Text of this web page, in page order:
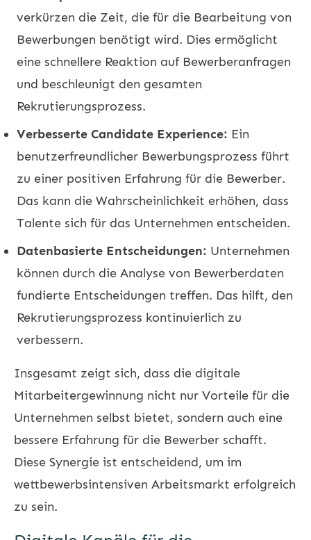
verkürzen die Zeit, die für die Bearbeitung von
Bewerbungen benötigt wird. Dies ermöglicht
eine schnellere Reaktion auf Bewerberanfragen
und beschleunigt den gesamten
Rekrutierungsprozess.
Verbesserte Candidate Experience: Ein
benutzerfreundlicher Bewerbungsprozess führt
zu einer positiven Erfahrung für die Bewerber.
Das kann die Wahrscheinlichkeit erhöhen, dass
Talente sich für das Unternehmen entscheiden.
Datenbasierte Entscheidungen: Unternehmen
können durch die Analyse von Bewerberdaten
fundierte Entscheidungen treffen. Das hilft, den
Rekrutierungsprozess kontinuierlich zu
verbessern.
Insgesamt zeigt sich, dass die digitale
Mitarbeitergewinnung nicht nur Vorteile für die
Unternehmen selbst bietet, sondern auch eine
bessere Erfahrung für die Bewerber schafft.
Diese Synergie ist entscheidend, um im
wettbewerbsintensiven Arbeitsmarkt erfolgreich
zu sein.